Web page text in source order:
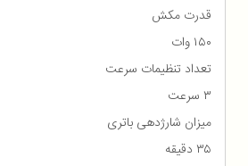
قدرت مکش
۱۵۰ وات
تعداد تنظیمات سرعت
۳ سرعت
میزان شارژدهی باتری
۳۵ دقیقه